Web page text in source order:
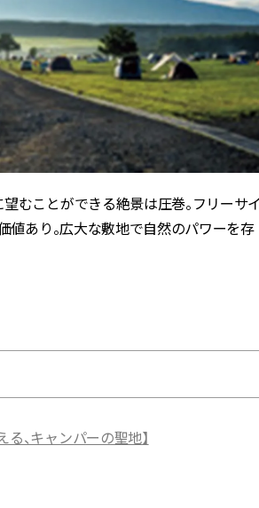
むことができる絶景は圧巻。フリーサイ
値あり。広大な敷地で自然のパワーを存
、キャンパーの聖地】